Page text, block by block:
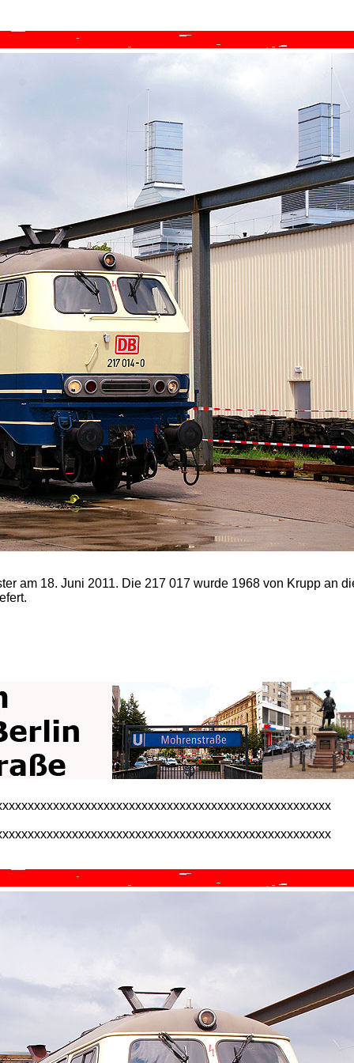
am 18. Juni 2011. Die 217 017 wurde 1968 von Krupp an